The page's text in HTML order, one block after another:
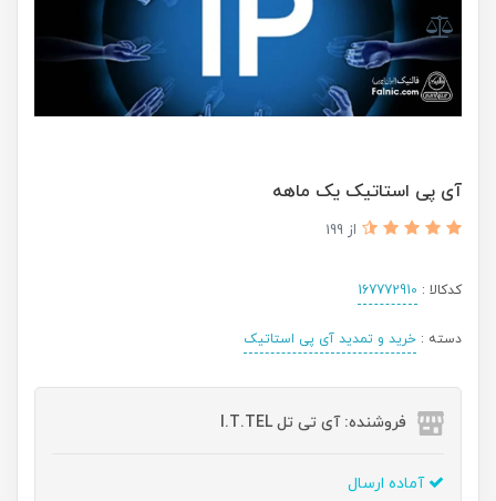
آی پی استاتیک یک ماهه
از 199
کدکالا : 167772910
دسته : خرید و تمدید آی پی استاتیک
فروشنده: آی تی تل I.T.TEL
آماده ارسال